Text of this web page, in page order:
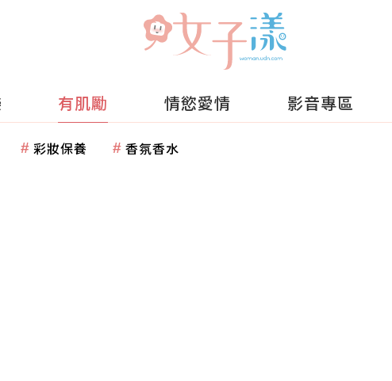
有肌勵 情慾愛情 影音專區
彩妝保養 香氛香水